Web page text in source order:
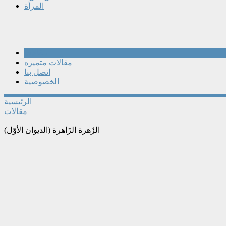
المرأة
مقالات متميزه
اتصل بنا
الخصوصية
الرئيسية
مقالات
الزُهرة الزَاهرة (الديوان الأوّل)